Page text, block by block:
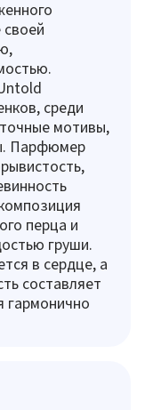
среди
мотивы,
Парфюмер
перца и
груши.
в сердце, а
составляет
гармонично